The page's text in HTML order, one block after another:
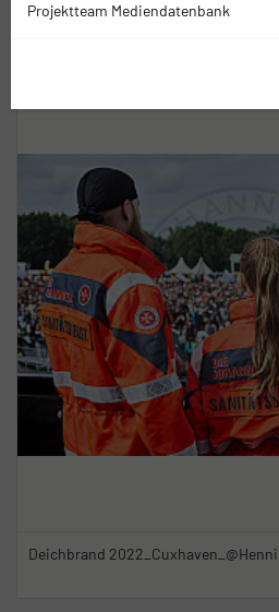
Deichbrand
Projektteam Mediendatenbank